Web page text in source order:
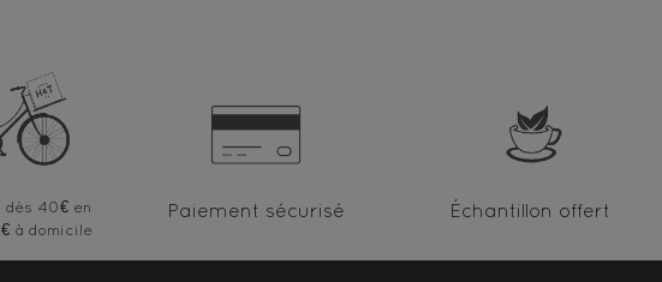
Paiement sécurisé Échantillon offert